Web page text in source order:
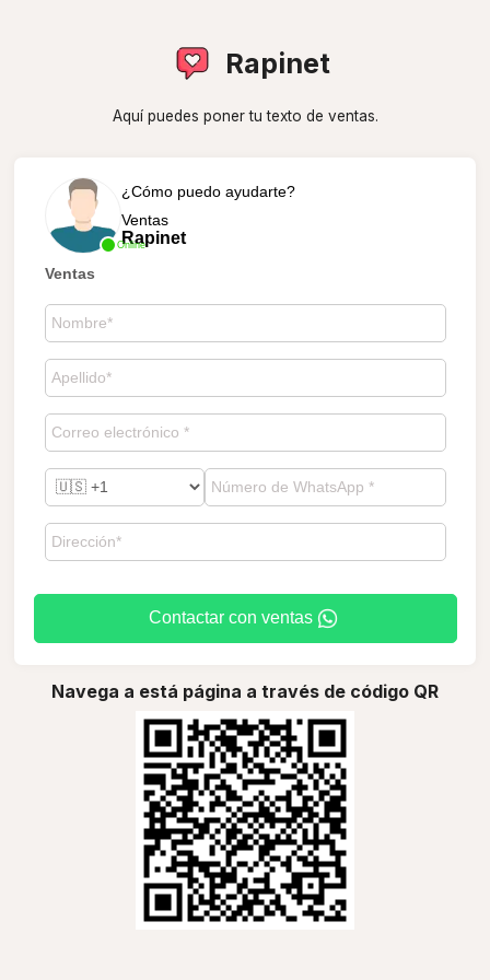
Rapinet
Aquí puedes poner tu texto de ventas.
Online
¿Cómo puedo ayudarte?
Ventas
Rapinet
Ventas
Contactar con ventas
Navega a está página a través de código QR